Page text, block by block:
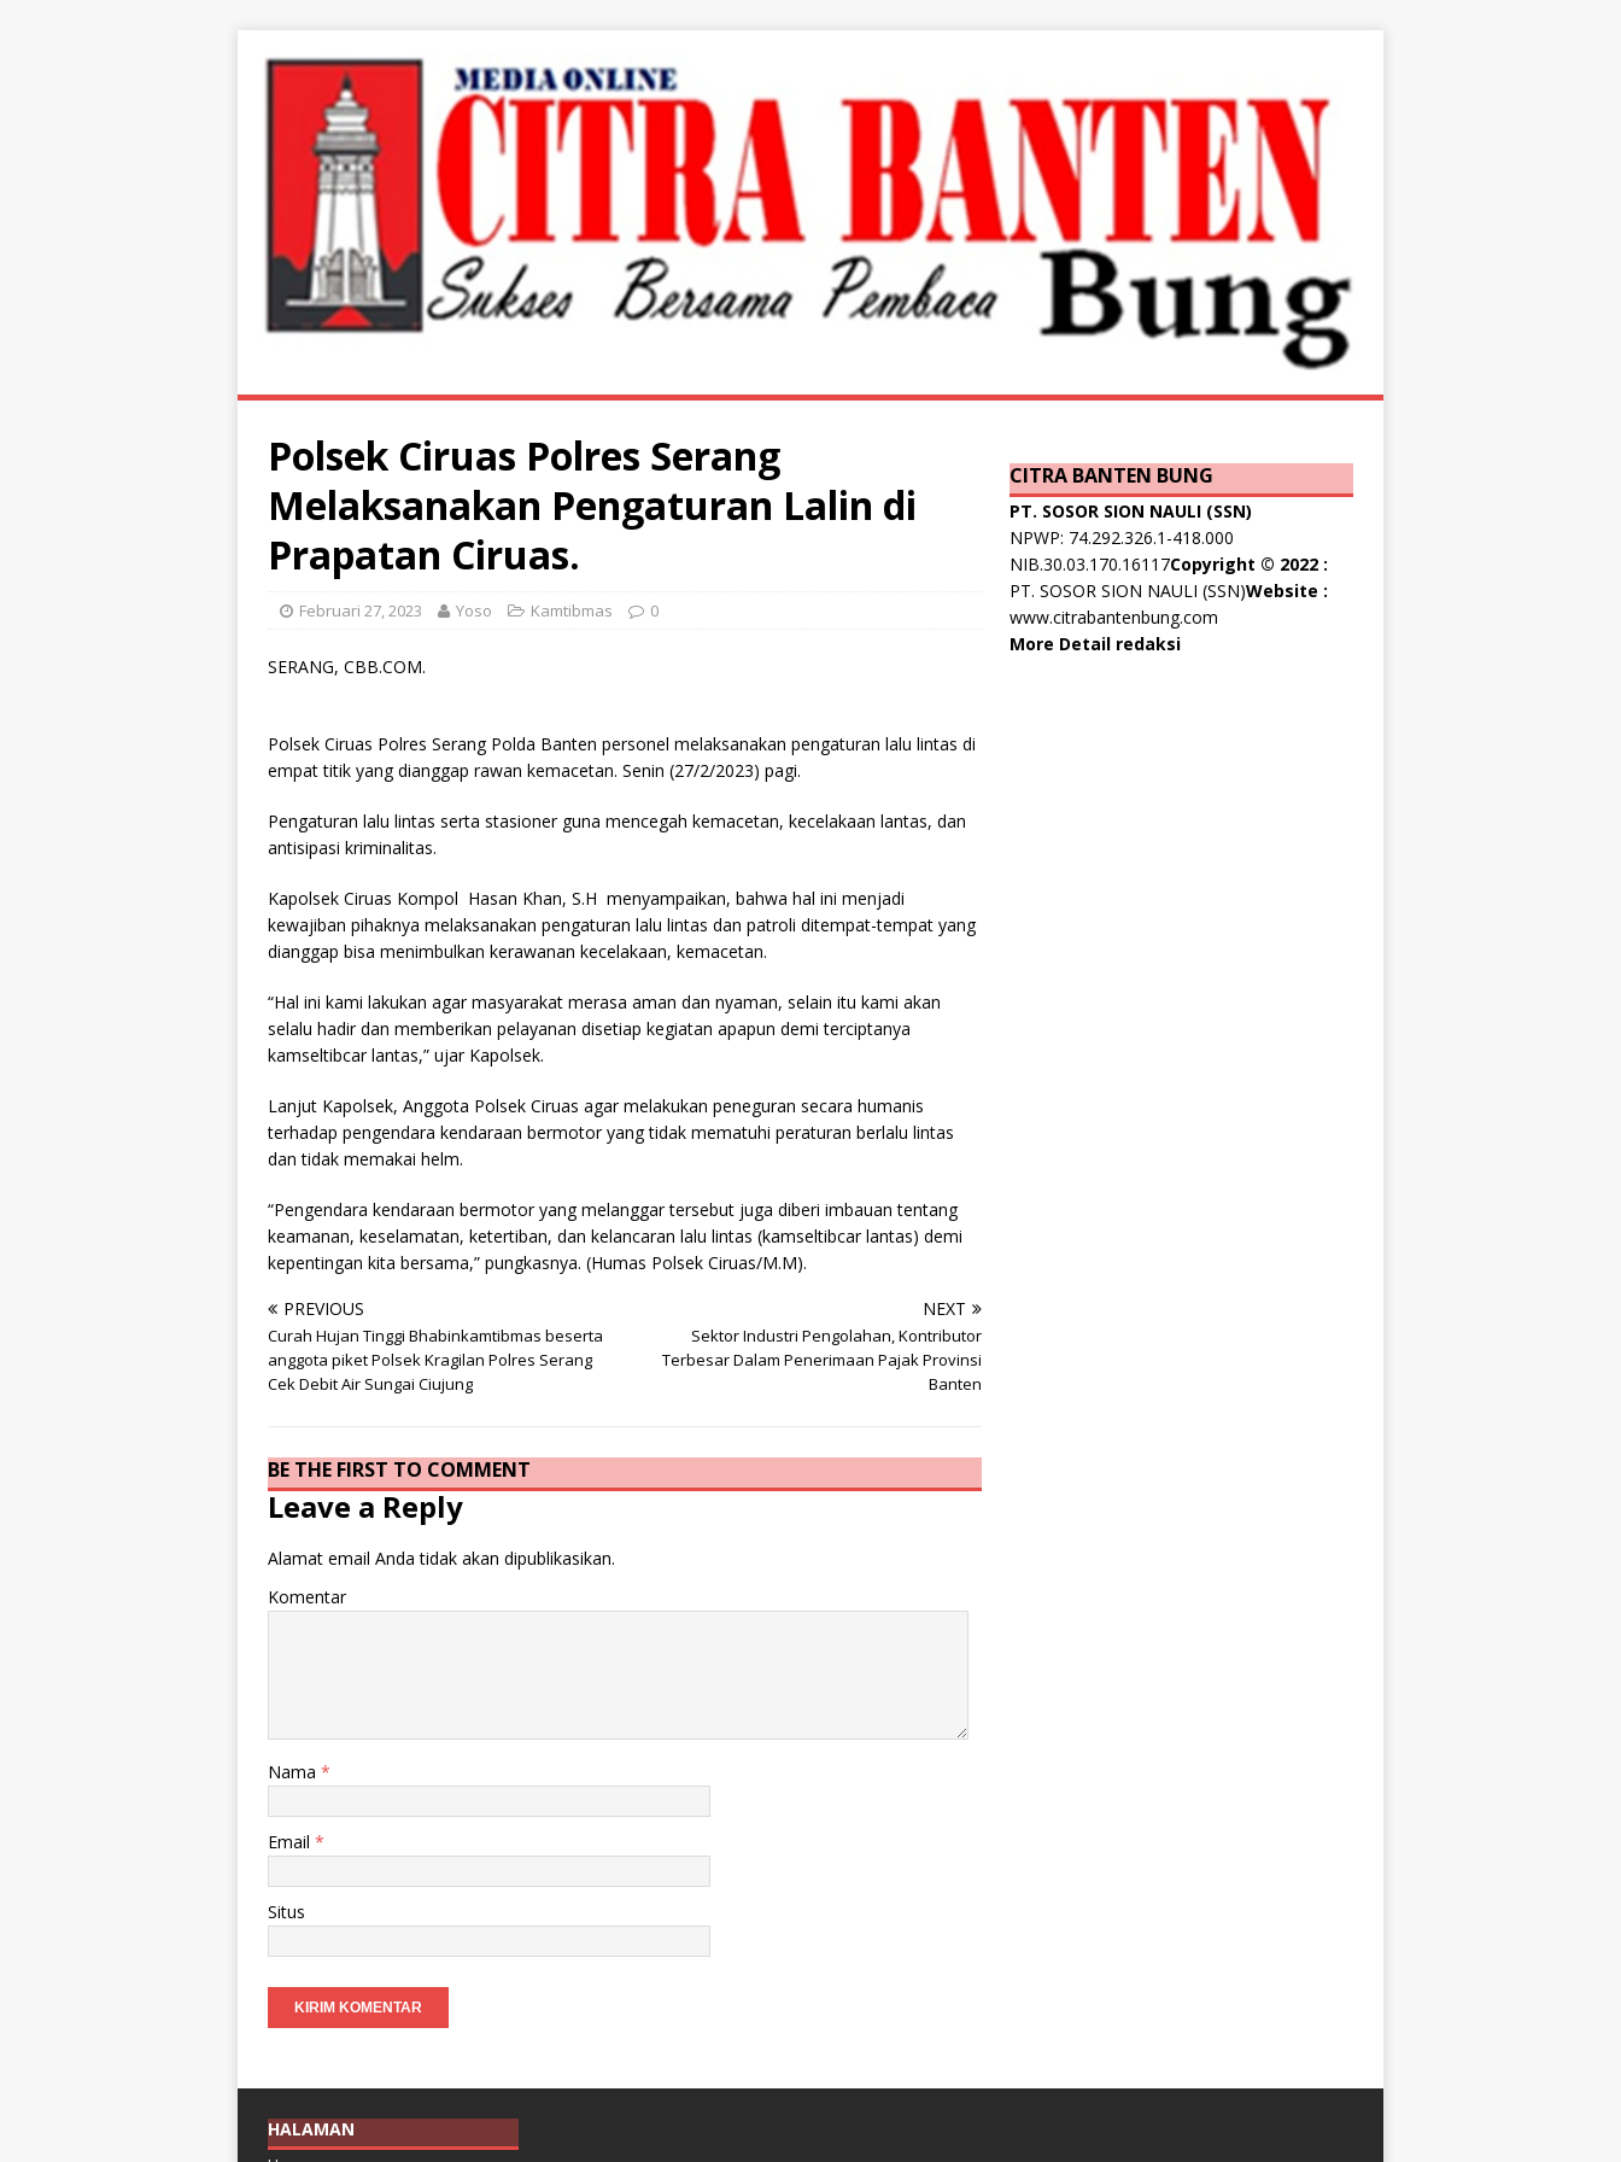
Polsek Ciruas Polres Serang
Melaksanakan Pengaturan Lalin di
Prapatan Ciruas.
Februari 27, 2023 Yoso Kamtibmas 0
SERANG, CBB.COM.
Polsek Ciruas Polres Serang Polda Banten personel melaksanakan pengaturan lalu lintas di
empat titik yang dianggap rawan kemacetan. Senin (27/2/2023) pagi.
Pengaturan lalu lintas serta stasioner guna mencegah kemacetan, kecelakaan lantas, dan
antisipasi kriminalitas.
Kapolsek Ciruas Kompol Hasan Khan, S.H menyampaikan, bahwa hal ini menjadi
kewajiban pihaknya melaksanakan pengaturan lalu lintas dan patroli ditempat-tempat yang
dianggap bisa menimbulkan kerawanan kecelakaan, kemacetan.
“Hal ini kami lakukan agar masyarakat merasa aman dan nyaman, selain itu kami akan
selalu hadir dan memberikan pelayanan disetiap kegiatan apapun demi terciptanya
kamseltibcar lantas,” ujar Kapolsek.
Lanjut Kapolsek, Anggota Polsek Ciruas agar melakukan peneguran secara humanis
terhadap pengendara kendaraan bermotor yang tidak mematuhi peraturan berlalu lintas
dan tidak memakai helm.
“Pengendara kendaraan bermotor yang melanggar tersebut juga diberi imbauan tentang
keamanan, keselamatan, ketertiban, dan kelancaran lalu lintas (kamseltibcar lantas) demi
kepentingan kita bersama,” pungkasnya. (Humas Polsek Ciruas/M.M).
PREVIOUS
Curah Hujan Tinggi Bhabinkamtibmas beserta
anggota piket Polsek Kragilan Polres Serang
Cek Debit Air Sungai Ciujung
NEXT
Sektor Industri Pengolahan, Kontributor
Terbesar Dalam Penerimaan Pajak Provinsi
Banten
BE THE FIRST TO COMMENT
Leave a Reply
Alamat email Anda tidak akan dipublikasikan.
Komentar
Nama *
Email *
Situs
CITRA BANTEN BUNG
PT. SOSOR SION NAULI (SSN)
NPWP: 74.292.326.1-418.000
NIB.30.03.170.16117Copyright © 2022 :
PT. SOSOR SION NAULI (SSN)Website :
www.citrabantenbung.com
More Detail redaksi
HALAMAN